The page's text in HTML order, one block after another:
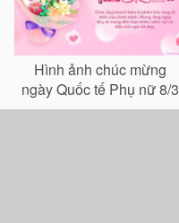
Hình ảnh chúc mừng
ngày Quốc tế Phụ nữ 8/3
cho khách hàng, nhân